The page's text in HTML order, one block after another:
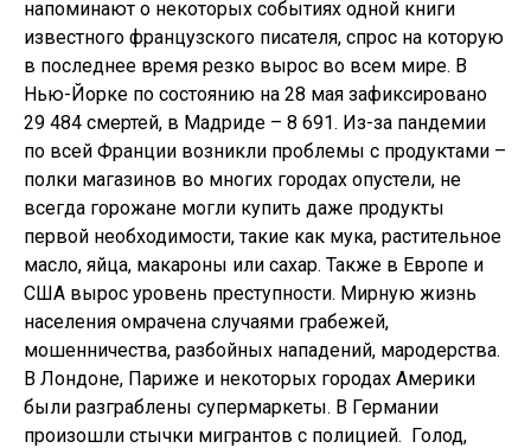
напоминают о некоторых событиях одной книги
известного французского писателя, спрос на которую
в последнее время резко вырос во всем мире. В
Нью-Йорке по состоянию на 28 мая зафиксировано
29 484 смертей, в Мадриде – 8 691. Из-за пандемии
по всей Франции возникли проблемы с продуктами –
полки магазинов во многих городах опустели, не
всегда горожане могли купить даже продукты
первой необходимости, такие как мука, растительное
масло, яйца, макароны или сахар. Также в Европе и
США вырос уровень преступности. Мирную жизнь
населения омрачена случаями грабежей,
мошенничества, разбойных нападений, мародерства.
В Лондоне, Париже и некоторых городах Америки
были разграблены супермаркеты. В Германии
произошли стычки мигрантов с полицией. Голод,